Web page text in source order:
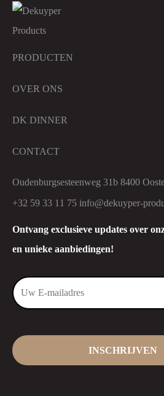
Ontvang exclusieve updates over
en unieke aanbiedingen!
PRODUCTEN
OVER ONS
DK DINNER
CONTACT
Oudenburgsesteenweg 31b 8400
+32 59 33 11 75 info@dekuyper-